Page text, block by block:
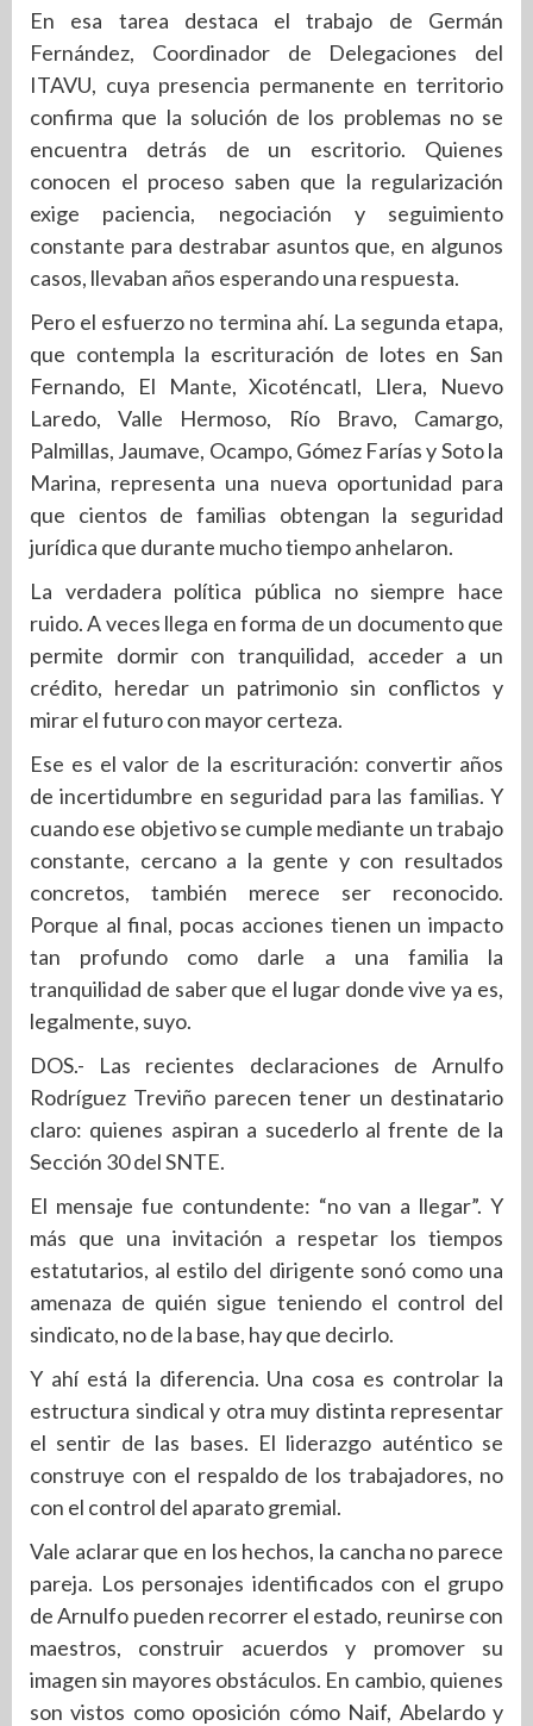
En esa tarea destaca el trabajo de Germán
Fernández, Coordinador de Delegaciones del
ITAVU, cuya presencia permanente en territorio
confirma que la solución de los problemas no se
encuentra detrás de un escritorio. Quienes
conocen el proceso saben que la regularización
exige paciencia, negociación y seguimiento
constante para destrabar asuntos que, en algunos
casos, llevaban años esperando una respuesta.
Pero el esfuerzo no termina ahí. La segunda etapa,
que contempla la escrituración de lotes en San
Fernando, El Mante, Xicoténcatl, Llera, Nuevo
Laredo, Valle Hermoso, Río Bravo, Camargo,
Palmillas, Jaumave, Ocampo, Gómez Farías y Soto la
Marina, representa una nueva oportunidad para
que cientos de familias obtengan la seguridad
jurídica que durante mucho tiempo anhelaron.
La verdadera política pública no siempre hace
ruido. A veces llega en forma de un documento que
permite dormir con tranquilidad, acceder a un
crédito, heredar un patrimonio sin conflictos y
mirar el futuro con mayor certeza.
Ese es el valor de la escrituración: convertir años
de incertidumbre en seguridad para las familias. Y
cuando ese objetivo se cumple mediante un trabajo
constante, cercano a la gente y con resultados
concretos, también merece ser reconocido.
Porque al final, pocas acciones tienen un impacto
tan profundo como darle a una familia la
tranquilidad de saber que el lugar donde vive ya es,
legalmente, suyo.
DOS.- Las recientes declaraciones de Arnulfo
Rodríguez Treviño parecen tener un destinatario
claro: quienes aspiran a sucederlo al frente de la
Sección 30 del SNTE.
El mensaje fue contundente: “no van a llegar”. Y
más que una invitación a respetar los tiempos
estatutarios, al estilo del dirigente sonó como una
amenaza de quién sigue teniendo el control del
sindicato, no de la base, hay que decirlo.
Y ahí está la diferencia. Una cosa es controlar la
estructura sindical y otra muy distinta representar
el sentir de las bases. El liderazgo auténtico se
construye con el respaldo de los trabajadores, no
con el control del aparato gremial.
Vale aclarar que en los hechos, la cancha no parece
pareja. Los personajes identificados con el grupo
de Arnulfo pueden recorrer el estado, reunirse con
maestros, construir acuerdos y promover su
imagen sin mayores obstáculos. En cambio, quienes
son vistos como oposición cómo Naif, Abelardo y